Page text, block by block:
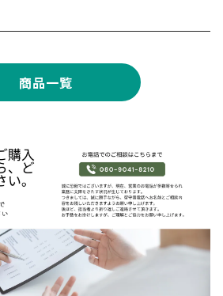
商品一覧